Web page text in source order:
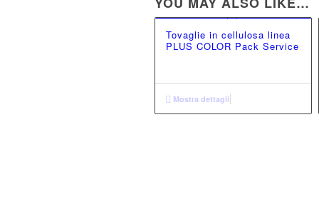
Tovaglie in cellulosa linea
PLUS COLOR Pack Service
Mostra dettagli